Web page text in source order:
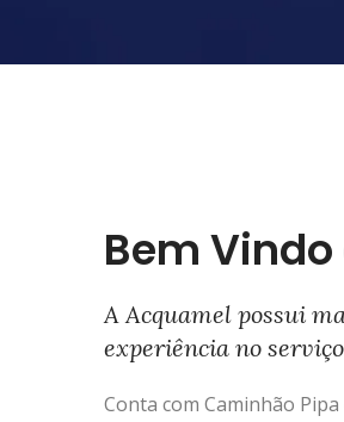
Bem
A Acquamel possui
experiência no
Conta com Caminhão